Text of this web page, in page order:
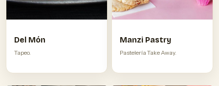
Del Món
Tapeo.
Manzi Pastry
Pastelería Take Away.